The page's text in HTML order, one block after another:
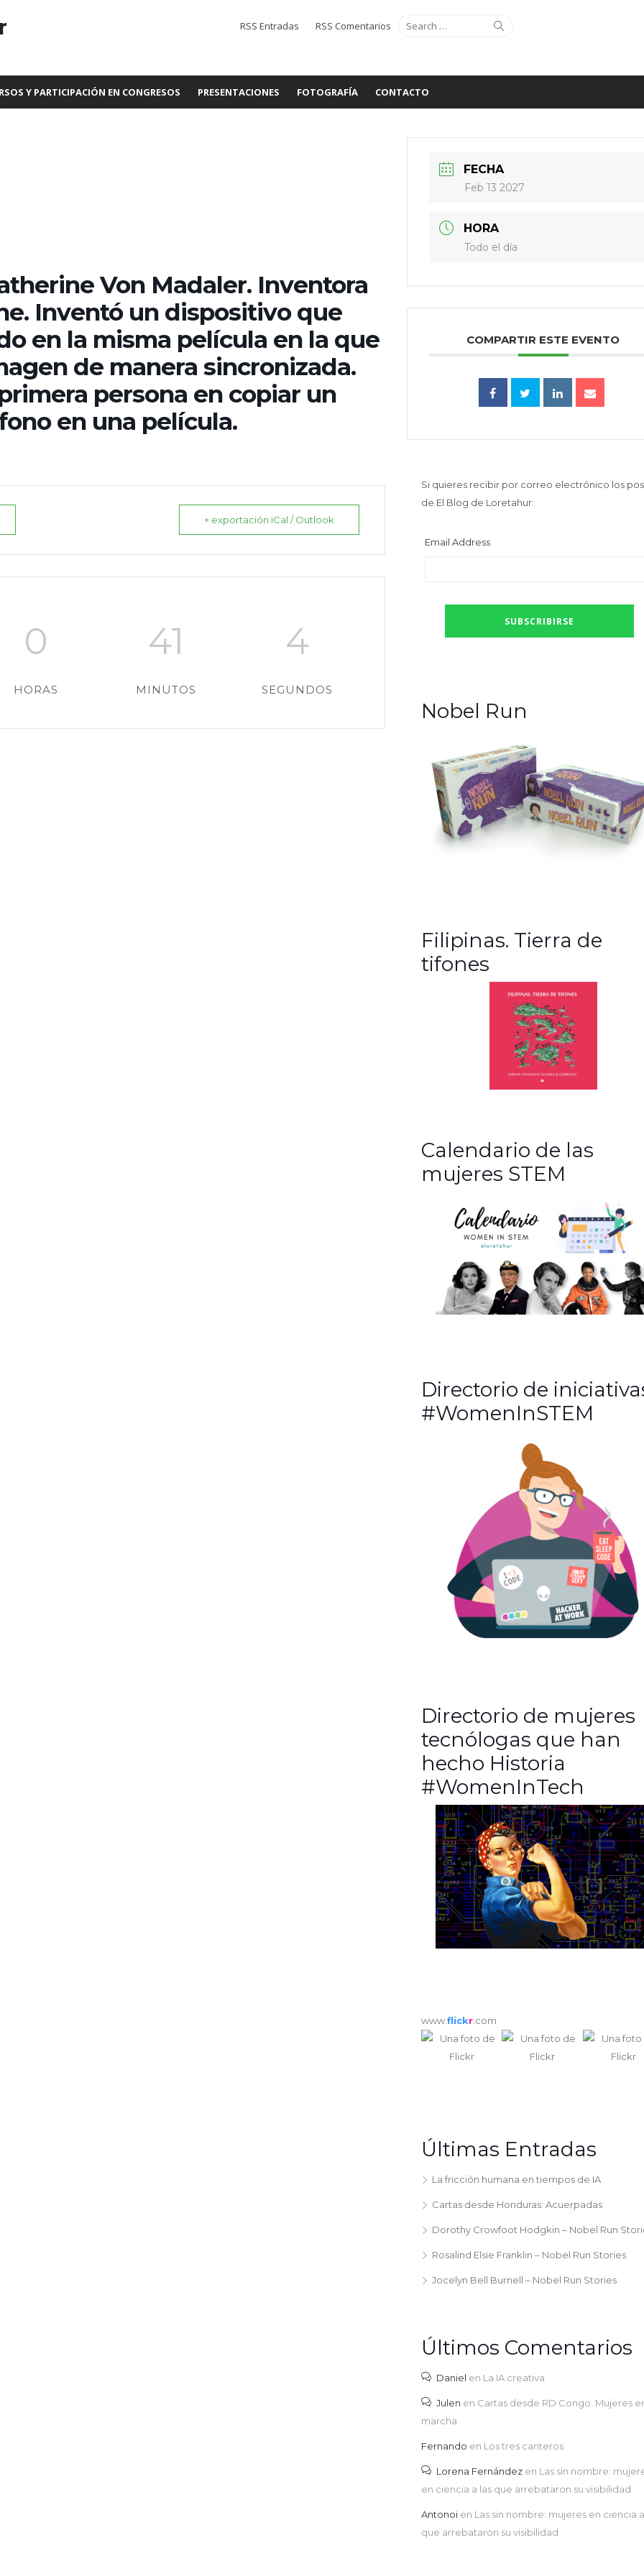
Search
for:
RSS Entradas RSS Comentarios
Y PARTICIPACIÓN EN CONGRESOS PRESENTACIONES FOTOGRAFÍA CONTACTO
Von Madaler. Inventora
Inventó un dispositivo que
en la misma película en la que
de manera sincronizada.
persona en copiar un
en una película.
+ exportación iCal / Outlook
0
HORAS
41
MINUTOS
3
SEGUNDOS
FECHA
Feb 13 2027
HORA
Todo el día
COMPARTIR ESTE EVENTO
Si quieres recibir por correo electrónico los
de El Blog de Loretahur:
Email Address
Nobel Run
Filipinas. Tierra de
tifones
Calendario de las
mujeres STEM
Directorio de
#WomenInSTEM
Directorio de mujeres
tecnólogas que han
hecho Historia
#WomenInTech
www.flickr .com
Últimas Entradas
La fricción humana en tiempos de IA
Cartas desde Honduras: Acuerpadas
Dorothy Crowfoot Hodgkin – Nobel Run
Rosalind Elsie Franklin – Nobel Run Stories
Jocelyn Bell Burnell – Nobel Run Stories
Últimos Comentarios
Daniel en La IA creativa
Julen en Cartas desde RD Congo: Mujeres
marcha
Fernando en Los tres canteros
Lorena Fernández en Las sin nombre:
en ciencia a las que arrebataron su visibilidad
Antonoi en Las sin nombre: mujeres en ciencia
que arrebataron su visibilidad